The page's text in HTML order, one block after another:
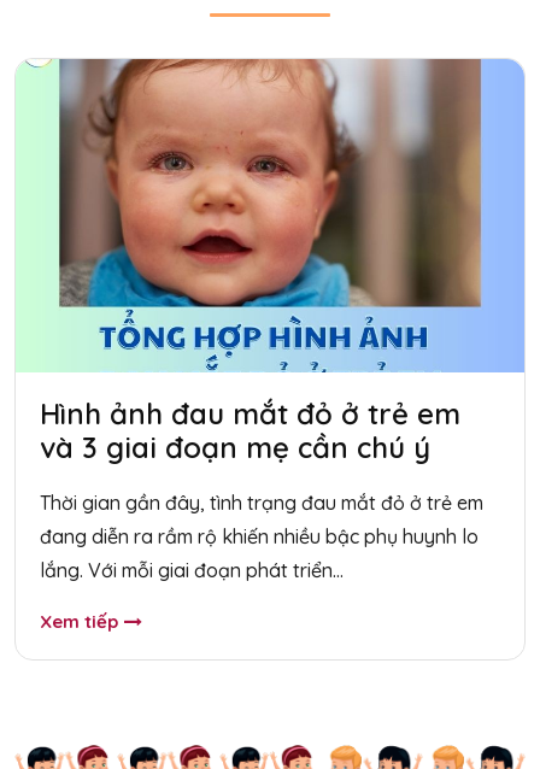
Hình ảnh đau mắt đỏ ở trẻ em
và 3 giai đoạn mẹ cần chú ý
Thời gian gần đây, tình trạng đau mắt đỏ ở trẻ em
đang diễn ra rầm rộ khiến nhiều bậc phụ huynh lo
lắng. Với mỗi giai đoạn phát triển...
Xem tiếp